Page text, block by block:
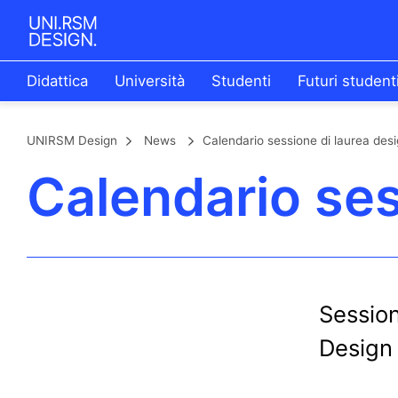
Didattica Università Studenti Futuri
UNIRSM Design News Calendario sessione di laurea
Calendario
Design